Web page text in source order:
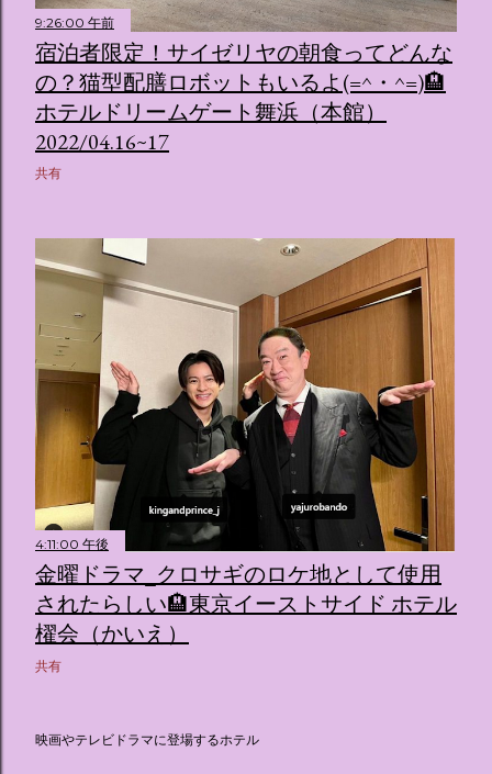
9:26:00 午前
宿泊者限定！サイゼリヤの朝食ってどんな
の？猫型配膳ロボットもいるよ(=^・^=)🏨
ホテルドリームゲート舞浜（本館）
2022/04.16~17
共有
4:11:00 午後
金曜ドラマ_クロサギのロケ地として使用
されたらしい🏨東京イーストサイド ホテル
櫂会（かいえ）
共有
映画やテレビドラマに登場するホテル